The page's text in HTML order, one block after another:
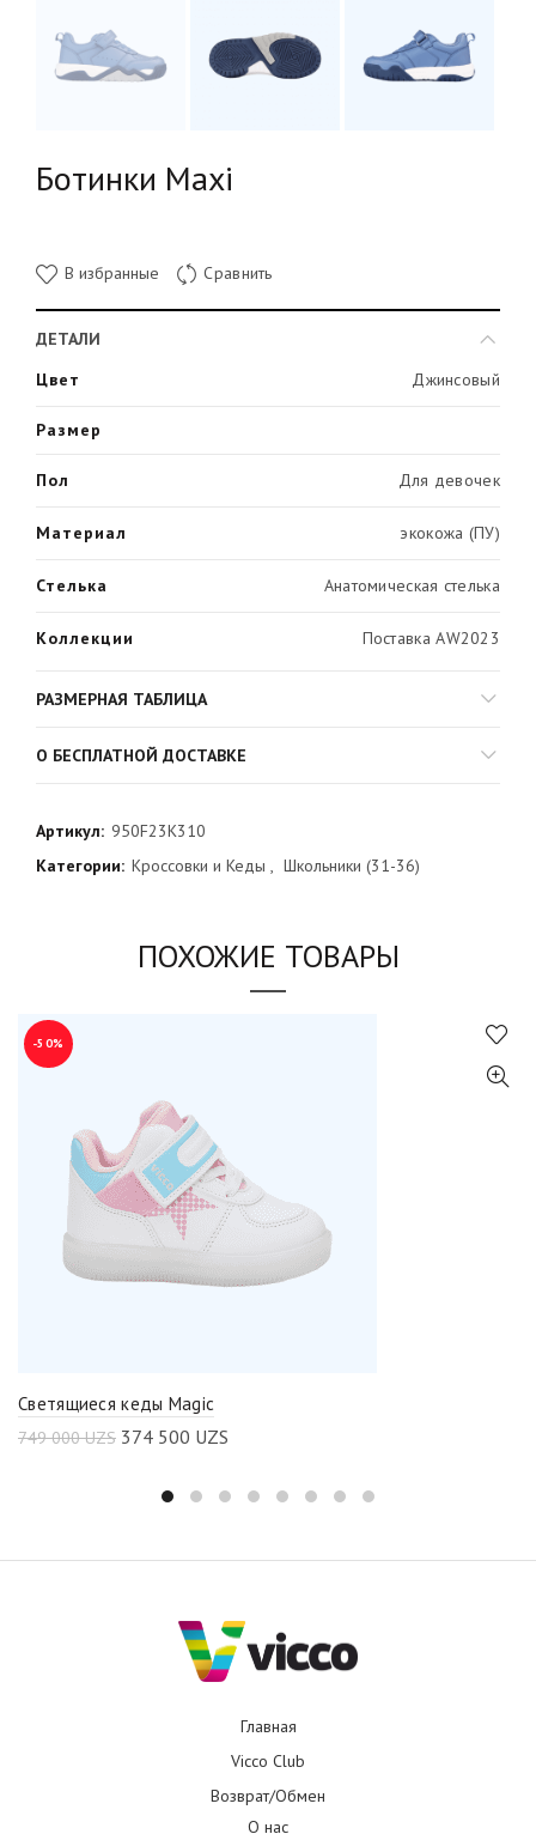
Ботинки Maxi
В избранные Сравнить
ДЕТАЛИ
Цвет
Джинсовый
Размер
Пол Для девочек
Материал экокожа (ПУ)
Стелька Анатомическая стелька
Коллекции Поставка AW2023
РАЗМЕРНАЯ ТАБЛИЦА
О БЕСПЛАТНОЙ ДОСТАВКЕ
Артикул: 950F23K310
Категории: Кроссовки и Кеды , Школьники (31-36)
ПОХОЖИЕ ТОВАРЫ
-50%
Светящиеся кеды Magic
749 000UZS 374 500 UZS
Главная
Vicco Club
Возврат/Обмен
О нас